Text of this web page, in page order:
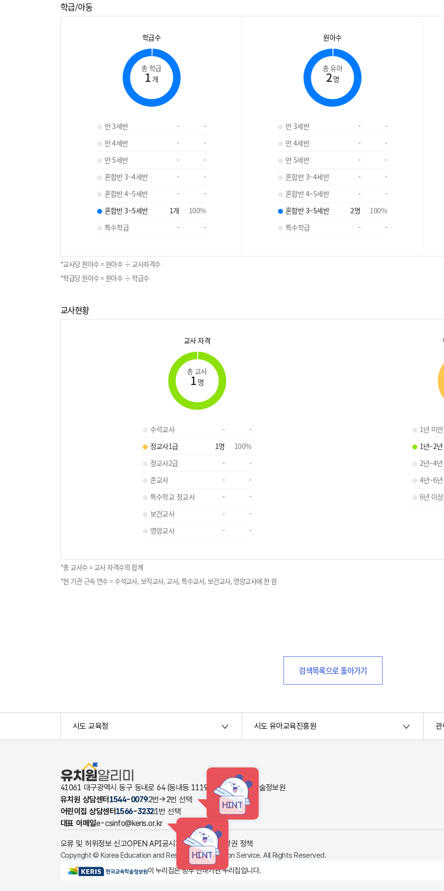
학급/아동
학급수
총 학급
1 개
만 3세반 -
-
만 4세반
-
-
만 5세반
-
-
혼합반 3~4세반
-
-
혼합반 4~5세반
-
-
혼합반 3~5세반
1개 100%
특수학급
- -
원아수
총 유아
2명
만 3세반 -
-
만 4세반
-
-
만 5세반
-
-
혼합반 3~4세반
-
-
혼합반 4~5세반
-
-
혼합반 3~5세반
2명 100%
특수학급
- -
*교사당 원아수 = 원아수 ÷ 교사자격수
*학급당 원아수 = 원아수 ÷ 학급수
교사현황
교사 자격
총 교사
1 명
수석교사 -
-
정교사1급
1명 100%
정교사2급
-
-
준교사
-
-
특수학교 정교사
-
-
보건교사
-
-
영양교사
- -
1년 미만
1년~2
2년~4
4년~6
6년 이상
*총 교사수 = 교사 자격수의 합계
*현 기관 근속 연수 = 수석교사, 보직교사, 교사, 특수교사, 보건교사, 영양교사에 한 함
검색목록으로 돌아가기
시도 교육청 시도 유아교육진흥원
유치원알리미
41061 대구광역시 동구 동내로 64 (동내동 1119번지) 한국교육학술정보원
유치원 상담센터 1544-00792번→2번 선택
HINT
어린이집 상담센터 1566-32321번 선택
대표 이메일e-csinfo@keris.or.kr
HINT
오류 및 허위정보 신고OPEN API공시자료 다운로드저작권 정책
Copyright © Korea Education and Research Information Service. All Rights Reserved.
KERIS한국교육학술정보원이 누리집은 정부 산하기관 누리집입니다.